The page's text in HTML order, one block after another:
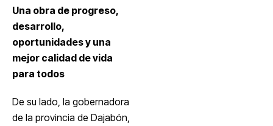
Una obra de progreso,
desarrollo,
oportunidades y una
mejor calidad de vida
para todos
De su lado, la gobernadora
de la provincia de Dajabón,